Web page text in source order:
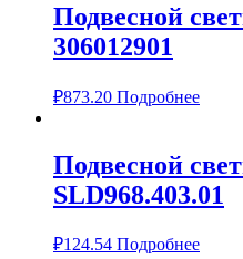
Подвесной
306012901
₽873.20 Подробнее
Подвесной
SLD968.403.01
₽124.54 Подробнее